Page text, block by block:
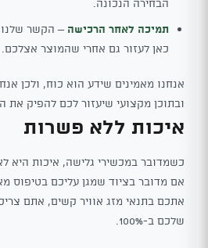
הבחירה הנכונה.
תמיכה לאחר הרכישה – הקשר שלנו
כאן לעזור גם אחרי שהמוצר אצלכם.
אנחנו מאמינים שידע הוא כוח, ולכן
ובתוכן מקצועי שיעזור לכם להפיק את
איכות ללא פשרות
כשמדובר במכשירי גלישה, איכות היא
אם מדובר בציוד שמגן עליכם בטיפוס
אתכם בתנאי מזג אוויר קשים, אתם
שלכם ב-100%.